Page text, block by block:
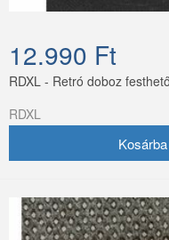
12.990 Ft
RDXL - Retró doboz festhető
RDXL